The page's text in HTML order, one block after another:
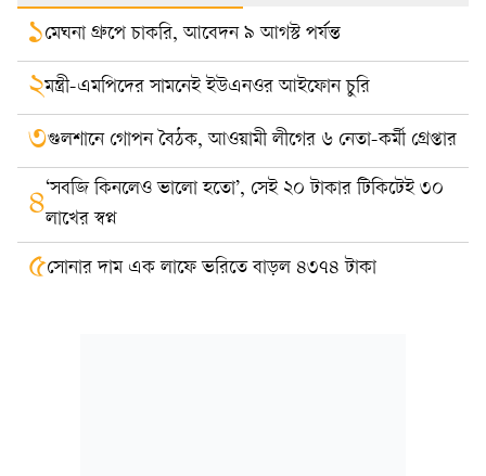
১মেঘনা গ্রুপে চাকরি, আবেদন ৯ আগস্ট পর্যন্ত
২মন্ত্রী-এমপিদের সামনেই ইউএনওর আইফোন চুরি
৩গুলশানে গোপন বৈঠক, আওয়ামী লীগের ৬ নেতা-কর্মী গ্রেপ্তার
৪‘সবজি কিনলেও ভালো হতো’, সেই ২০ টাকার টিকিটেই ৩০
লাখের স্বপ্ন
৫সোনার দাম এক লাফে ভরিতে বাড়ল ৪৩৭৪ টাকা